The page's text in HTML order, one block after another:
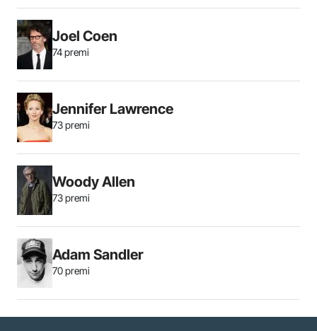
Joel Coen
74 premi
Jennifer Lawrence
73 premi
Woody Allen
73 premi
Adam Sandler
70 premi